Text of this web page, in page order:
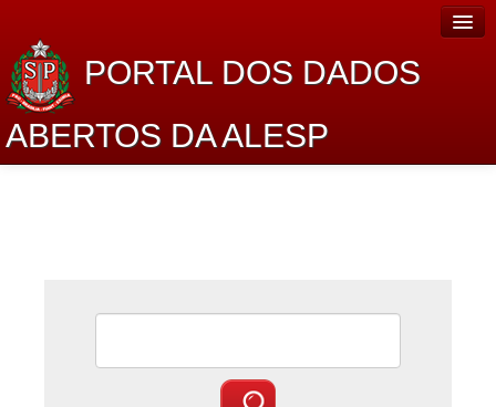
PORTAL DOS DADOS
ABERTOS DA ALESP
Lei de Acesso à Informação